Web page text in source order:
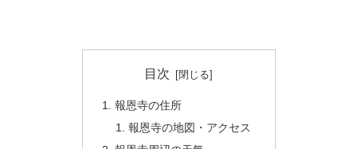
目次
報恩寺の住所
報恩寺の地図・アクセス